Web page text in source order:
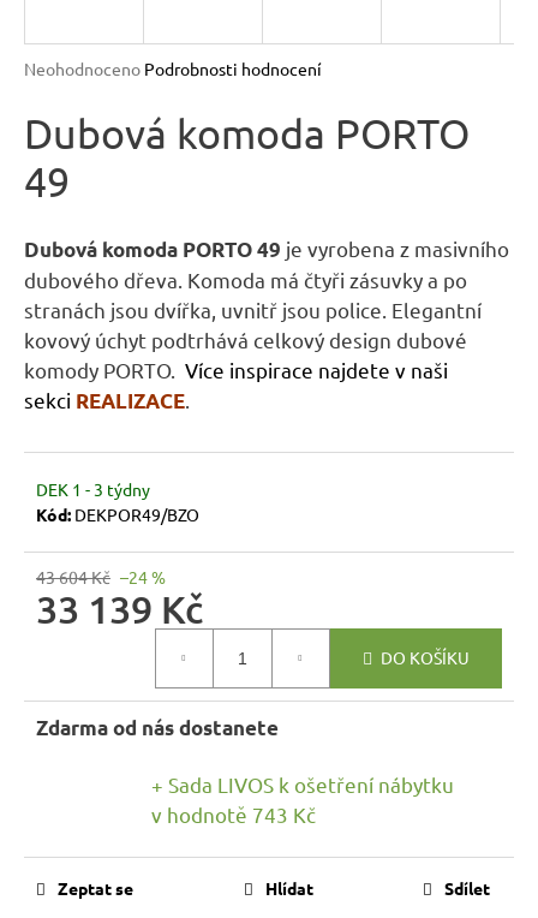
Průměrné
produktu
je
0,0
z
hvězdiček.
Neohodnoceno Podrobnosti hodnocení
Dubová komoda PORTO
49
Dubová komoda PORTO 49 je vyrobena z masivního
dubového dřeva. Komoda má čtyři zásuvky a po
stranách jsou dvířka, uvnitř jsou police. Elegantní
kovový úchyt podtrhává celkový design dubové
komody PORTO. Více inspirace najdete v naši
sekci REALIZACE
DEK 1 - 3 týdny
Kód: DEKPOR49/BZO
43 604 Kč –24 %
33 139 Kč
DO KOŠÍKU
Zdarma od nás dostanete
+ Sada LIVOS k ošetření nábytku
v hodnotě 743 Kč
Zeptat se Hlídat Sdílet
A
a
í
t
?
HLEDAT
o
p
o
r
u
m
SWEET
HOME
BAX25